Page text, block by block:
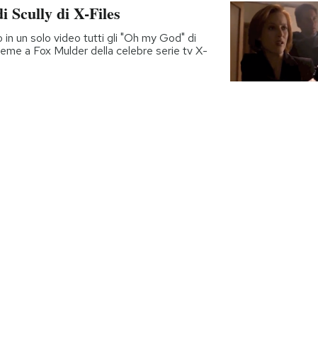
Scully di X-Files
un solo video tutti gli "Oh my God" di
a Fox Mulder della celebre serie tv X-